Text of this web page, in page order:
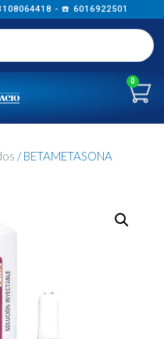
- ☎️ 6016922501
0
/ BETAMETASONA